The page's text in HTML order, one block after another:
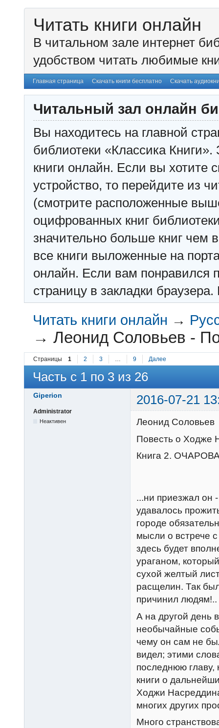
Читать книги онлайн
В читальном зале интернет
удобством читать любимые
Главная страница Скачать книги бесплатно Скачать
Читальный зал онлайн
Вы находитесь на главной
библиотеки «Классика
книги онлайн. Если вы хотите
устройство, то перейдите из
(смотрите расположенные
оцифрованных книг
значительно больше книг чем
все книги выложенные на
онлайн. Если вам понравился
страницу в закладки
Читать книги онлайн →
→Леонид Соловьев -
Страницы 1 2 3 … 9 Далее
Часть с 1 по 3 из 26
Giperion 2016-07-21
Administrator
Неактивен
Леонид Соловьев
Повесть о Ходже
Книга 2.
...ни приезжал он
удавалось
городе
мысли о встрече
здесь будет
ураганом,
сухой желтый
расщелин. Так
причинил людям!..
А на другой день
необычайные
чему он сам не
видел; этими
последнюю главу,
книги о
Ходжи
многих других
Много